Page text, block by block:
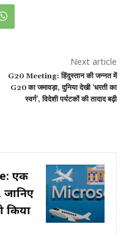
Next article
G20 Meeting: हिंदुस्तान की जन्नत में
G20 का जमावड़ा, दुनिया देखी ‘धरती का
स्वर्ग’, विदेशी पर्यटकों की तादाद बढ़ी
एक
जानिए
किया